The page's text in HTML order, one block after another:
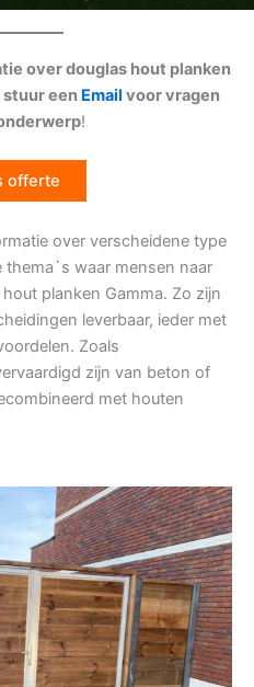
over douglas hout planken
een Email voor vragen
!
offerte
over verscheidene type
thema`s waar mensen naar
planken Gamma. Zo zijn
leverbaar, ieder met
Zoals
zijn van beton of
met houten